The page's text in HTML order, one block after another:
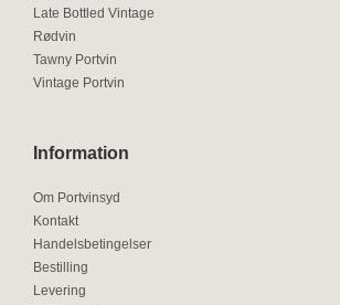
Late Bottled Vintage
Rødvin
Tawny Portvin
Vintage Portvin
Information
Om Portvinsyd
Kontakt
Handelsbetingelser
Bestilling
Levering